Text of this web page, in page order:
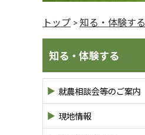
トップ > 知る・体験する
知る・体験する
就農相談会等のご案内
現地情報